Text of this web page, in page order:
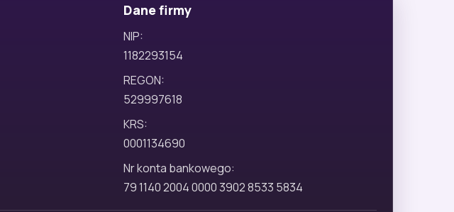
Dane firmy
NIP:
1182293154
REGON:
529997618
KRS:
0001134690
Nr konta bankowego:
79 1140 2004 0000 3902 8533 5834